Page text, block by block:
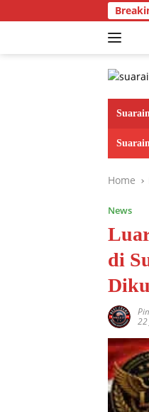
to
Home
News
di
22